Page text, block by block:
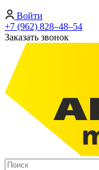
Войти
+7 (962) 828‒48‒54
Заказать звонок